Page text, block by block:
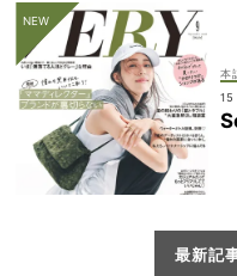
本
最新記